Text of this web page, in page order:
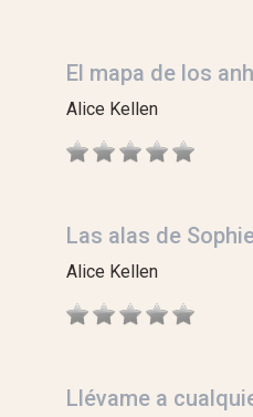
El mapa de los
Alice Kellen
Las alas de
Alice Kellen
Llévame a